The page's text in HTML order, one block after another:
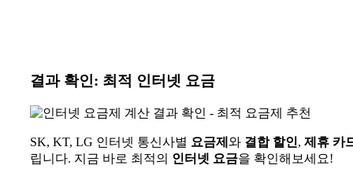
결과 확인: 최적 인터넷 요금
SK, KT, LG 인터넷 통신사별 요금제 와 결합 할인, 제휴 카
립니다. 지금 바로 최적의 인터넷 요금을 확인해보세요!